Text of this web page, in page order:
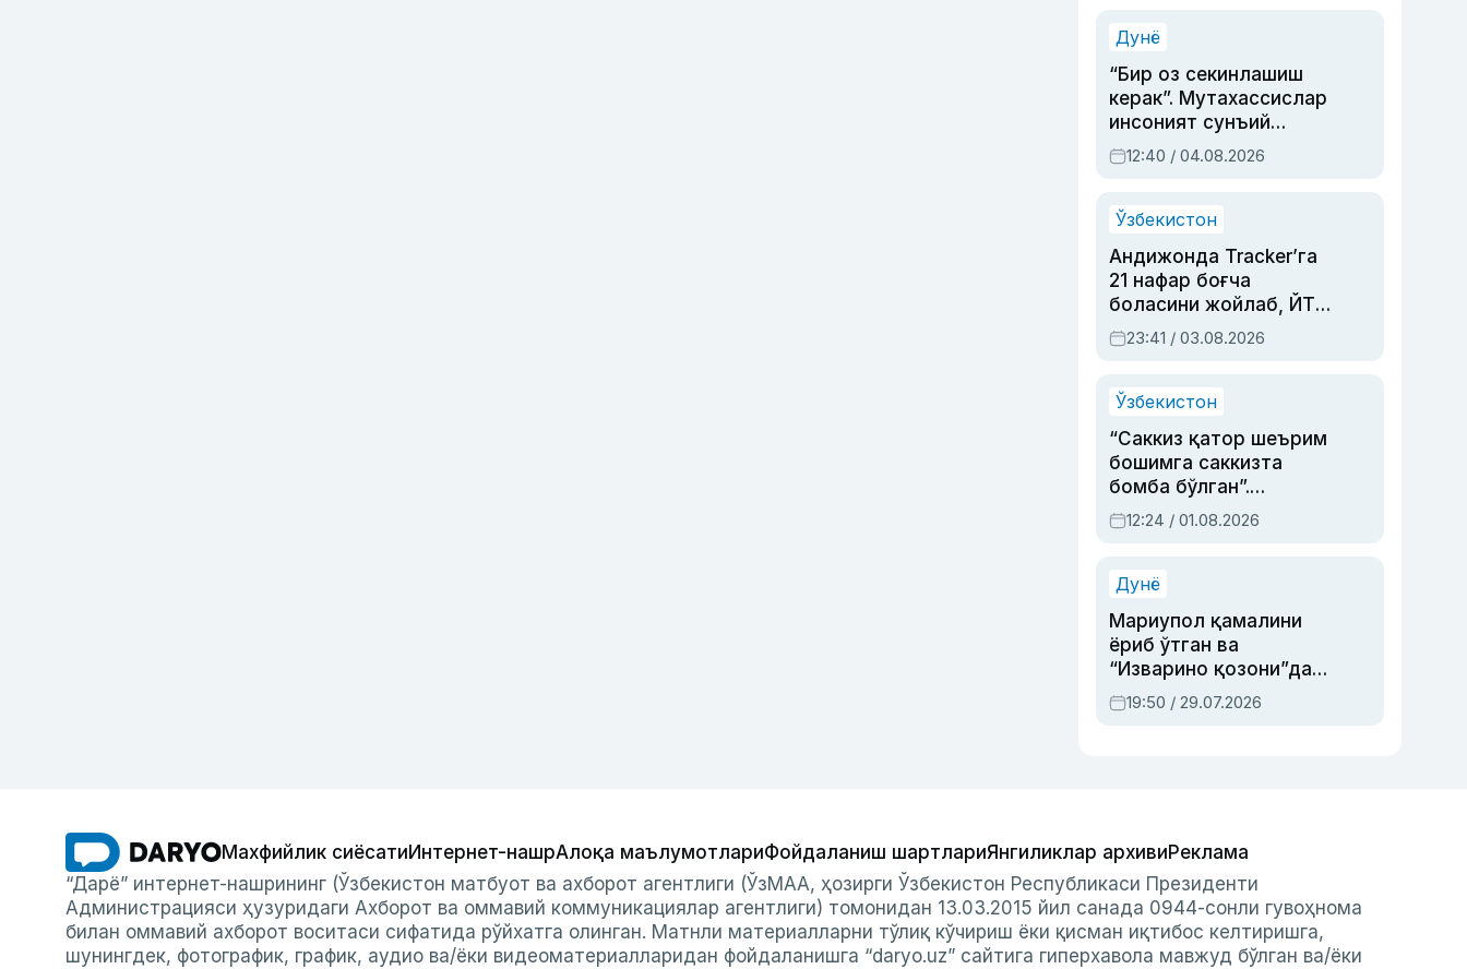
синовларга тўла ҳаёти
Дунё
“Бир оз секинлашиш
керак”. Мутахассислар
инсоният сунъий
интеллектни бошқара
олмай қолишидан
12:40 / 04.08.2026
Ўзбекистон
Андижонда Tracker’га
21 нафар боғча
боласини жойлаб, ЙТҲ
содир этган аёлга суд
ҳукми ўқилди
23:41 / 03.08.2026
Ўзбекистон
“Саккиз қатор шеърим
бошимга саккизта
бомба бўлган”.
Абдулла Ориповни
сиёсий айбловлардан
12:24 / 01.08.2026
Дунё
Мариупол қамалини
ёриб ўтган ва
“Изварино қозони”дан
чиққан қаҳрамон —
Украина армияси бош
19:50 / 29.07.2026
Махфийлик сиёсатиИнтернет-нашрАлоқа маълумотлариФойдаланиш шартлариЯнгиликлар архивиРеклама
“Дарё” интернет-нашрининг (Ўзбекистон матбуот ва ахборот агентлиги (ЎзМАА, ҳозирги Ўзбекистон Республикаси Президенти
Администрацияси ҳузуридаги Ахборот ва оммавий коммуникациялар агентлиги) томонидан 13.03.2015 йил санада 0944-сонли гувоҳнома
билан оммавий ахборот воситаси сифатида рўйхатга олинган. Матнли материалларни тўлиқ кўчириш ёки қисман иқтибос келтиришга,
шунингдек, фотографик, график, аудио ва/ёки видеоматериалларидан фойдаланишга “daryo.uz” сайтига гиперхавола мавжуд бўлган ва/ёки